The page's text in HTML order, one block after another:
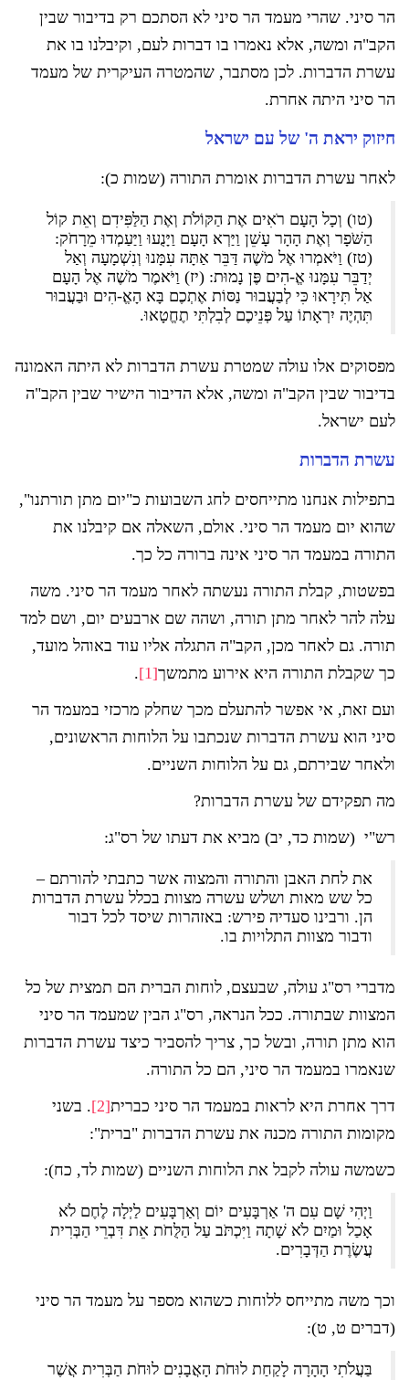
הר סיני. שהרי מעמד הר סיני לא הסתכם רק בדיבור שבין
הקב"ה ומשה, אלא נאמרו בו דברות לעם, וקיבלנו בו את
עשרת הדברות. לכן מסתבר, שהמטרה העיקרית של מעמד
הר סיני היתה אחרת.
חיזוק יראת ה' של עם ישראל
לאחר עשרת הדברות אומרת התורה (שמות כ):
(טו) וְכָל הָעָם רֹאִים אֶת הַקּוֹלֹת וְאֶת הַלַּפִּידִם וְאֵת קוֹל
הַשֹּׁפָר וְאֶת הָהָר עָשֵׁן וַיַּרְא הָעָם וַיָּנֻעוּ וַיַּעַמְדוּ מֵרָחֹק:
(טז) וַיֹּאמְרוּ אֶל מֹשֶׁה דַּבֵּר אַתָּה עִמָּנוּ וְנִשְׁמָעָה וְאַל
יְדַבֵּר עִמָּנוּ אֱ-הִים פֶּן נָמוּת: (יז) וַיֹּאמֶר מֹשֶׁה אֶל הָעָם
אַל תִּירָאוּ כִּי לְבַעֲבוּר נַסּוֹת אֶתְכֶם בָּא הָאֱ-הִים וּבַעֲבוּר
תִּהְיֶה יִרְאָתוֹ עַל פְּנֵיכֶם לְבִלְתִּי תֶחֱטָאוּ.
מפסוקים אלו עולה שמטרת עשרת הדברות לא היתה האמונה
בדיבור שבין הקב"ה ומשה, אלא הדיבור הישיר שבין הקב"ה
לעם ישראל.
עשרת הדברות
בתפילות אנחנו מתייחסים לחג השבועות כ"יום מתן תורתנו",
שהוא יום מעמד הר סיני. אולם, השאלה אם קיבלנו את
התורה במעמד הר סיני אינה ברורה כל כך.
בפשטות, קבלת התורה נעשתה לאחר מעמד הר סיני. משה
עלה להר לאחר מתן תורה, ושהה שם ארבעים יום, ושם למד
תורה. גם לאחר מכן, הקב"ה התגלה אליו עוד באוהל מועד,
כך שקבלת התורה היא אירוע מתמשך[1]
.
ועם זאת, אי אפשר להתעלם מכך שחלק מרכזי במעמד הר
סיני הוא עשרת הדברות שנכתבו על הלוחות הראשונים,
ולאחר שבירתם, גם על הלוחות השניים.
מה תפקידם של עשרת הדברות?
רש"י (שמות כד, יב) מביא את דעתו של רס"ג:
את לחת האבן והתורה והמצוה אשר כתבתי להורתם –
כל שש מאות ושלש עשרה מצוות בכלל עשרת הדברות
הן. ורבינו סעדיה פירש: באזהרות שיסד לכל דבור
ודבור מצוות התלויות בו.
מדברי רס"ג עולה, שבעצם, לוחות הברית הם תמצית של כל
המצוות שבתורה. ככל הנראה, רס"ג הבין שמעמד הר סיני
הוא מתן תורה, ובשל כך, צריך להסביר כיצד עשרת הדברות
שנאמרו במעמד הר סיני, הם כל התורה.
דרך אחרת היא לראות במעמד הר סיני כברית[2]
. בשני
מקומות התורה מכנה את עשרת הדברות "ברית":
כשמשה עולה לקבל את הלוחות השניים (שמות לד, כח):
וַיְהִי שָׁם עִם ה' אַרְבָּעִים יוֹם וְאַרְבָּעִים לַיְלָה לֶחֶם לֹא
אָכַל וּמַיִם לֹא שָׁתָה וַיִּכְתֹּב עַל הַלֻּחֹת אֵת דִּבְרֵי הַבְּרִית
עֲשֶׂרֶת הַדְּבָרִים.
וכך משה מתייחס ללוחות כשהוא מספר על מעמד הר סיני
(דברים ט, ט):
בַּעֲלֹתִי הָהָרָה לָקַחַת לוּחֹת הָאֲבָנִים לוּחֹת הַבְּרִית אֲשֶׁר